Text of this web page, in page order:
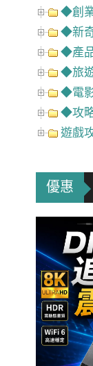
◆創
◆新
◆產
◆旅
◆電
◆攻
遊戲
優惠